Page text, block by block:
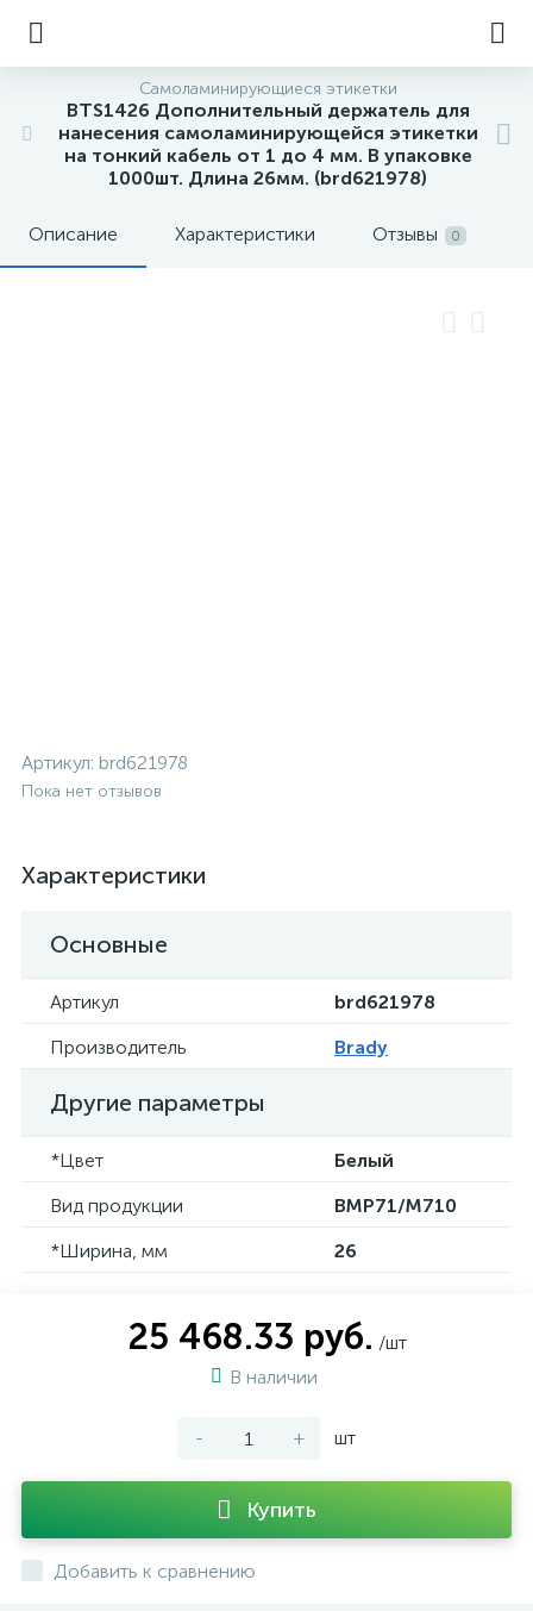
Самоламинирующиеся этикетки
BTS1426 Дополнительный держатель для
нанесения самоламинирующейся этикетки
на тонкий кабель от 1 до 4 мм. В упаковке
1000шт. Длина 26мм. (brd621978)
Описание Характеристики Отзывы 0
Артикул: brd621978
Пока нет отзывов
Характеристики
Основные
Артикул
brd621978
Производитель
Brady
Другие параметры
*Цвет
Белый
Вид продукции
BMP71/M710
*Ширина, мм
26
25 468.33 руб. /шт
В наличии
- + шт
Купить
Добавить к сравнению